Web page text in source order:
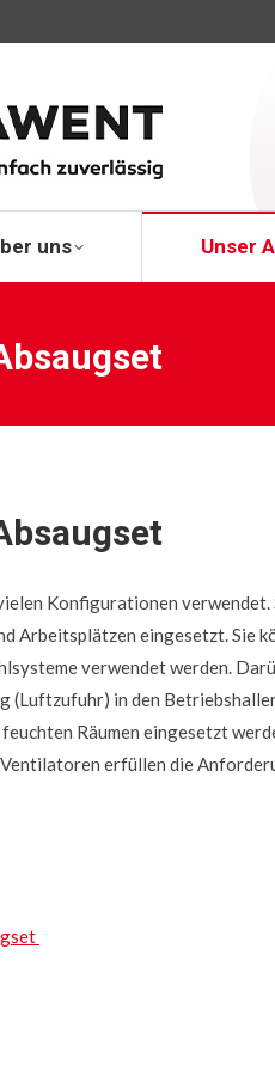
uns Unser
Konfigurationen verwendet.
Arbeitsplätzen eingesetzt. Sie
verwendet werden.
(Luftzufuhr) in den
Räumen eingesetzt
erfüllen die